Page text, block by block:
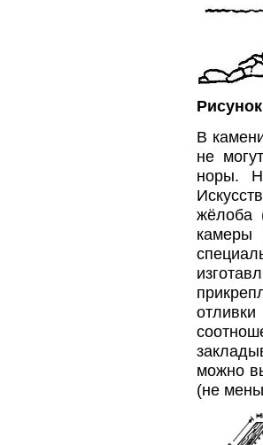
В
не
норы.
жёлоба
можно
(не